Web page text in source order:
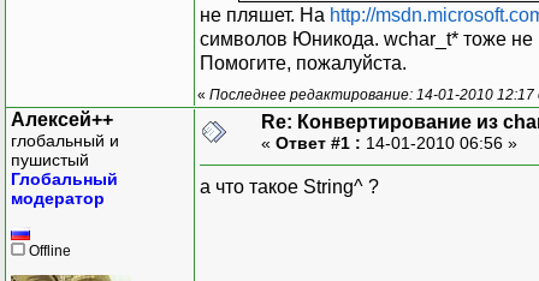
не пляшет. На http://
символов Юникода. wchar_t* тоже не
Помогите, пожалуйста.
« Последнее редактирование: 14-01-2010
Алексей++
глобальный и
пушистый
Глобальный
модератор
Offline
Re: Конвертирование из
« Ответ #1 : 14-01-2010 06:56 »
а что такое String^ ?